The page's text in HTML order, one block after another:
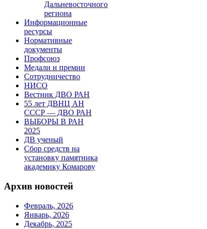
Дальневосточного
региона
Информационные
ресурсы
Нормативные
документы
Профсоюз
Медали и премии
Сотрудничество
НИСО
Вестник ДВО РАН
55 лет ДВНЦ АН
СССР — ДВО РАН
ВЫБОРЫ В РАН
2025
ДВ ученый
Сбор средств на
установку памятника
академику Комарову
Архив новостей
Февраль, 2026
Январь, 2026
Декабрь, 2025